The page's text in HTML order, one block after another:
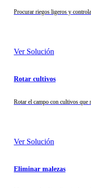
Procurar riegos ligeros y
Ver Solución
Rotar cultivos
Rotar el campo con cultivos que
Ver Solución
Eliminar malezas